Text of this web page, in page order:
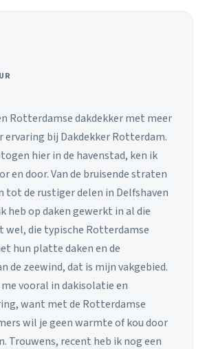
Rotterdamse dakdekker met meer
ervaring bij Dakdekker Rotterdam.
hier in de havenstad, ken ik
en door. Van de bruisende straten
tot de rustiger delen in Delfshaven
heb op daken gewerkt in al die
wel, die typische Rotterdamse
hun platte daken en de
de zeewind, dat is mijn vakgebied.
vooral in dakisolatie en
want met de Rotterdamse
wil je geen warmte of kou door
Trouwens, recent heb ik nog een